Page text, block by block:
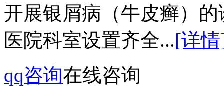
开展银屑病（牛皮癣）
医院科室设置齐全...[详
qq咨询在线咨询